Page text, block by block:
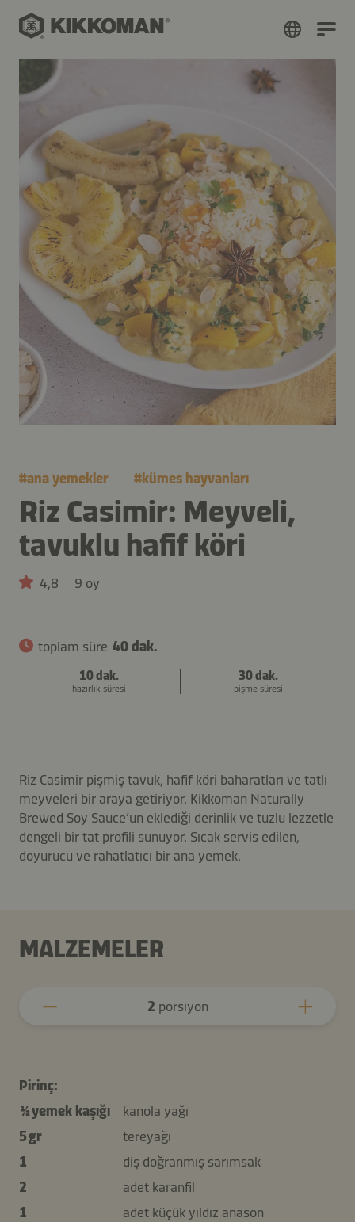
#ana yemekler #kümes hayvanları
Riz Casimir: Meyveli,
tavuklu hafif köri
4,8 9 oy
toplam süre 40 dak.
10 dak.
hazırlık süresi
30 dak.
pişme süresi
Riz Casimir pişmiş tavuk, hafif köri baharatları ve tatlı
meyveleri bir araya getiriyor. Kikkoman Naturally
Brewed Soy Sauce’un eklediği derinlik ve tuzlu lezzetle
dengeli bir tat profili sunuyor. Sıcak servis edilen,
doyurucu ve rahatlatıcı bir ana yemek.
MALZEMELER
2 porsiyon
Pirinç:
½ yemek kaşığı
kanola yağı
5 gr
tereyağı
1
diş doğranmış sarımsak
2
adet karanfil
1
adet küçük yıldız anason